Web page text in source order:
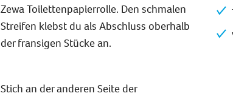
Zewa Toilettenpapierrolle. Den schmalen
Streifen klebst du als Abschluss oberhalb
der fransigen Stücke an.
Stich an der anderen Seite der